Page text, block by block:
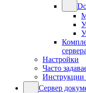
сервера
Настройки
Часто
Сервер